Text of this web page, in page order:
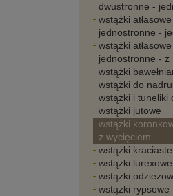
dwustronne -
wstążki
jednostronne -
wstążki
jednostronne - z
wstążki
wstążki do
wstążki i tuneliki
wstążki jutowe
wstążki
z wycięciem
wstążki kraciaste
wstążki lurexowe
wstążki
wstążki rypsowe